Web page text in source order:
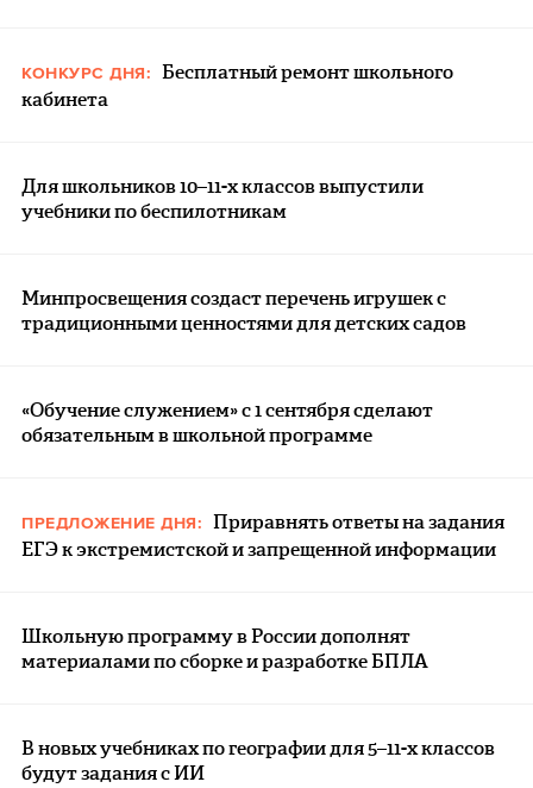
КОНКУРС ДНЯ: Бесплатный ремонт школьного
кабинета
Для школьников 10–11-х классов выпустили
учебники по беспилотникам
Минпросвещения создаст перечень игрушек с
традиционными ценностями для детских садов
«Обучение служением» с 1 сентября сделают
обязательным в школьной программе
ПРЕДЛОЖЕНИЕ ДНЯ: Приравнять ответы на задания
ЕГЭ к экстремистской и запрещенной информации
Школьную программу в России дополнят
материалами по сборке и разработке БПЛА
В новых учебниках по географии для 5–11-х классов
будут задания с ИИ